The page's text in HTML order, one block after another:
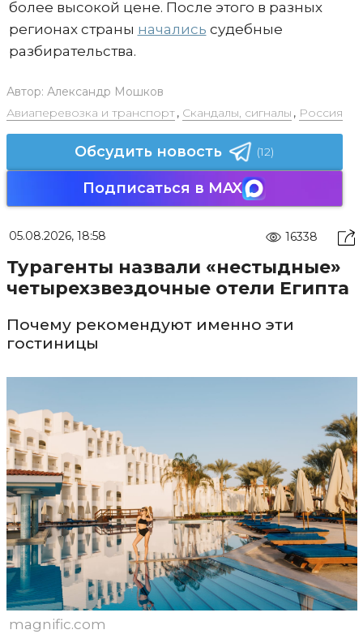
более высокой цене. После этого в разных
регионах страны начались судебные
разбирательства.
Автор: Александр Мошков
Авиаперевозка и транспорт, Скандалы, сигналы , Россия
Обсудить новость (12)
Подписаться в MAX
05.08.2026, 18:58 16338
Турагенты назвали «нестыдные»
четырехзвездочные отели Египта
Почему рекомендуют именно эти
гостиницы
magnific.com